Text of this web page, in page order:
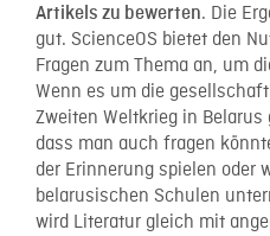
Artikels zu bewerten. Die
gut. ScienceOS bietet den
Fragen zum Thema an, um
Wenn es um die
Zweiten Weltkrieg in Belarus
dass man auch fragen
der Erinnerung spielen oder
belarusischen Schulen
wird Literatur gleich mit